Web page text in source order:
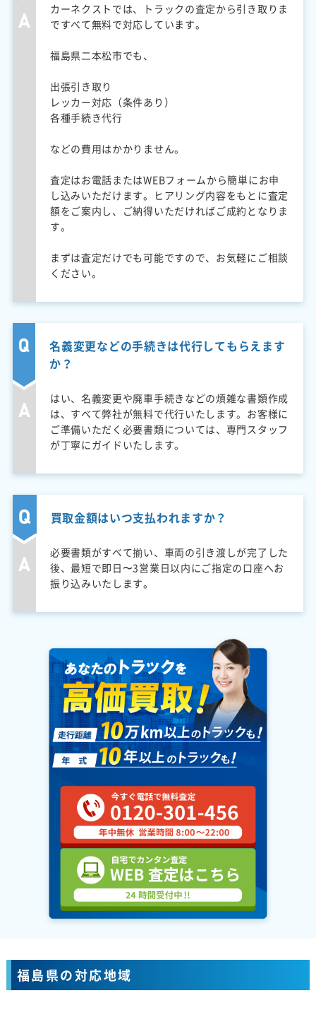
カーネクストでは、トラックの査定から引き取りま
ですべて無料で対応しています。
福島県二本松市でも、
出張引き取り
レッカー対応（条件あり）
各種手続き代行
などの費用はかかりません。
査定はお電話またはWEBフォームから簡単にお申
し込みいただけます。ヒアリング内容をもとに査定
額をご案内し、ご納得いただければご成約となりま
す。
まずは査定だけでも可能ですので、お気軽にご相談
ください。
名義変更などの手続きは代行してもらえます
か？
はい、名義変更や廃車手続きなどの煩雑な書類作成
は、すべて弊社が無料で代行いたします。お客様に
ご準備いただく必要書類については、専門スタッフ
が丁寧にガイドいたします。
買取金額はいつ支払われますか？
必要書類がすべて揃い、車両の引き渡しが完了した
後、最短で即日〜3営業日以内にご指定の口座へお
振り込みいたします。
福島県の対応地域